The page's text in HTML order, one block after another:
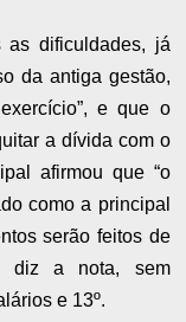
as dificuldades, já
da antiga gestão,
e que o
a dívida com o
afirmou que “o
como a principal
serão feitos de
diz a nota, sem
e 13º.